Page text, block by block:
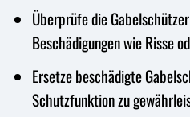
Überprüfe die
Beschädigungen wie Risse
Ersetze beschädigte
Schutzfunktion zu